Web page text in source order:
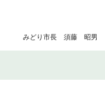
みどり市長 須藤 昭男